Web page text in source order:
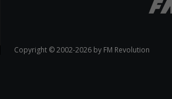
Copyright © 2002-2026 by FM Revolution